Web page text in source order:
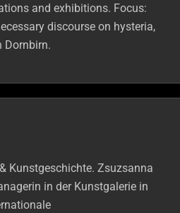
and exhibitions. Focus:
discourse on hysteria,
Dornbirn.
Kunstgeschichte. Zsuzsanna
in der Kunstgalerie in